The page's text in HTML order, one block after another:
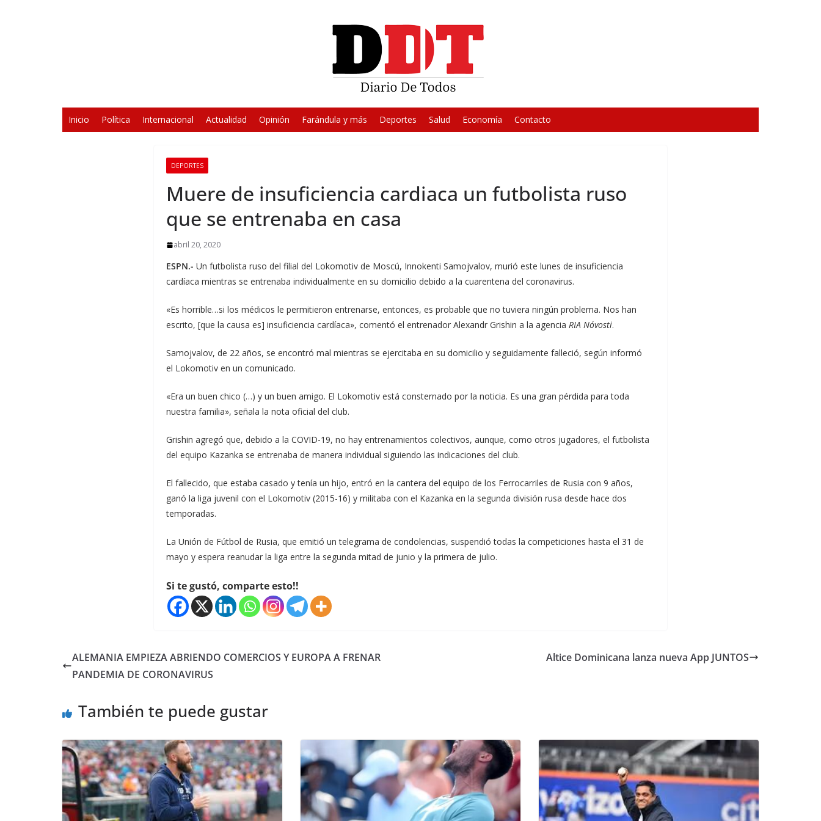
Inicio Política Internacional Actualidad Opinión Farándula y más Deportes Salud Economía Contacto
DEPORTES
Muere de insuficiencia cardiaca un futbolista ruso
que se entrenaba en casa
abril 20, 2020
ESPN.- Un futbolista ruso del filial del Lokomotiv de Moscú, Innokenti Samojvalov, murió este lunes de insuficiencia
cardíaca mientras se entrenaba individualmente en su domicilio debido a la cuarentena del coronavirus.
«Es horrible…si los médicos le permitieron entrenarse, entonces, es probable que no tuviera ningún problema. Nos han
escrito, [que la causa es] insuficiencia cardíaca», comentó el entrenador Alexandr Grishin a la agencia RIA Nóvosti.
Samojvalov, de 22 años, se encontró mal mientras se ejercitaba en su domicilio y seguidamente falleció, según informó
el Lokomotiv en un comunicado.
«Era un buen chico (…) y un buen amigo. El Lokomotiv está consternado por la noticia. Es una gran pérdida para toda
nuestra familia», señala la nota oficial del club.
Grishin agregó que, debido a la COVID-19, no hay entrenamientos colectivos, aunque, como otros jugadores, el futbolista
del equipo Kazanka se entrenaba de manera individual siguiendo las indicaciones del club.
El fallecido, que estaba casado y tenía un hijo, entró en la cantera del equipo de los Ferrocarriles de Rusia con 9 años,
ganó la liga juvenil con el Lokomotiv (2015-16) y militaba con el Kazanka en la segunda división rusa desde hace dos
temporadas.
La Unión de Fútbol de Rusia, que emitió un telegrama de condolencias, suspendió todas la competiciones hasta el 31 de
mayo y espera reanudar la liga entre la segunda mitad de junio y la primera de julio.
Si te gustó, comparte esto!!
ALEMANIA EMPIEZA ABRIENDO COMERCIOS Y EUROPA A FRENAR
PANDEMIA DE CORONAVIRUS
Altice Dominicana lanza nueva App JUNTOS
También te puede gustar